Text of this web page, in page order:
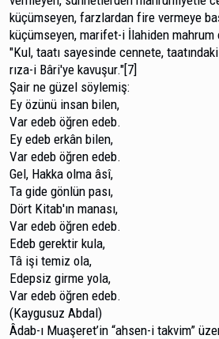
küçümseyen, farzlardan fire vermeye
küçümseyen, marifet-i İlahiden mahrum
"Kul, taatı sayesinde cennete,
rıza-i Bâri'ye kavuşur."[7]
Şair ne güzel söylemiş:
Ey özünü insan bilen,
Var edeb öğren edeb.
Ey edeb erkân bilen,
Var edeb öğren edeb.
Gel, Hakka olma âsî,
Ta gide gönlün pası,
Dört Kitab'ın manası,
Var edeb öğren edeb.
Edeb gerektir kula,
Tâ işi temiz ola,
Edepsiz girme yola,
Var edeb öğren edeb.
(Kaygusuz Abdal)
Âdab-ı Muaşeret’in “ahsen-i takvim”